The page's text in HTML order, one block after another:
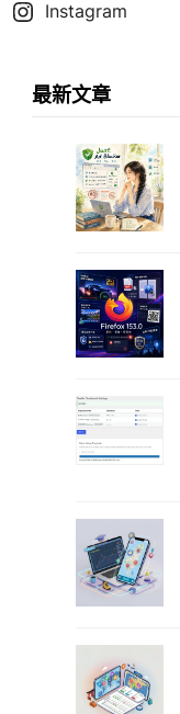
Instagram
最新文章